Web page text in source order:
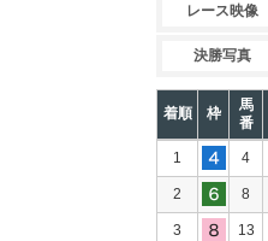
レース映像
決勝写真
着順 枠
馬
番
1 4
2 8
3 13